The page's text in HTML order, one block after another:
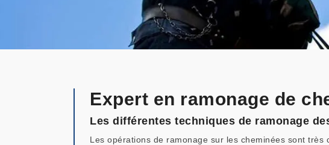
Expert en ramonage de
Les différentes techniques de ramonage
Les opérations de ramonage sur les cheminées sont